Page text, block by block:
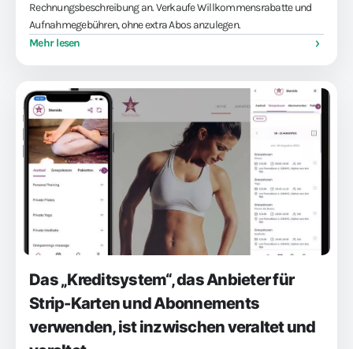
Rechnungsbeschreibung an. Verkaufe Willkommensrabatte und
Aufnahmegebühren, ohne extra Abos anzulegen.
Mehr lesen
Das „Kreditsystem“, das Anbieter für
Strip-Karten und Abonnements
verwenden, ist inzwischen veraltet und